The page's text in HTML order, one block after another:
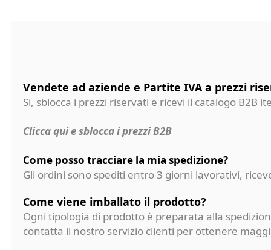
Vendete ad aziende e Partite IVA a prezzi
Si, sblocca i prezzi riservati e ricevi il catalogo B2B
Clicca qui e sblocca i prezzi B2B
Come posso tracciare la mia spedizione?
Gli ordini sono spediti entro 3 giorni lavorativi,
Come viene imballato il prodotto?
Ogni tipologia di prodotto è preparata alla
contatta il nostro servizio clienti per ottenere